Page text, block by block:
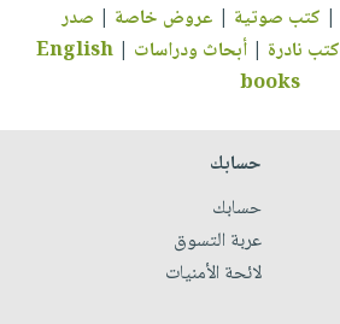
| كتب صوتية | عروض خاصة | صدر
كتب نادرة |أبحاث ودراسات |
English
books
حسابك
حسابك
عربة التسوق
لائحة الأمنيات